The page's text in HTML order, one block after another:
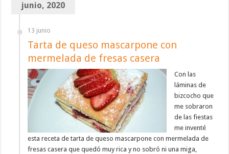
junio, 2020
13 junio
Tarta de queso mascarpone con
mermelada de fresas casera
Con las
láminas de
bizcocho que
me sobraron
de las fiestas
me inventé
esta receta de tarta de queso mascarpone con mermelada de
fresas casera que quedó muy rica y no sobró ni una miga,